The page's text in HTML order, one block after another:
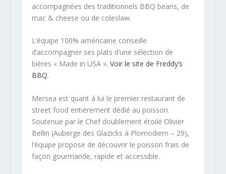
accompagnées des traditionnels BBQ beans, de
mac & cheese ou de coleslaw.
L’équipe 100% américaine conseille
d’accompagner ses plats d’une sélection de
bières « Made in USA ». Voir le site de Freddy’s
BBQ.
Mersea est quant à lui le premier restaurant de
street food entièrement dédié au poisson.
Soutenue par le Chef doublement étoilé Olivier
Bellin (Auberge des Glazicks à Plomodiern – 29),
l’équipe propose de découvrir le poisson frais de
façon gourmande, rapide et accessible.